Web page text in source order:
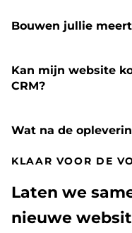
Bouwen jullie
Kan mijn website
CRM?
Wat na de
KLAAR VOOR DE
Laten we
nieuwe